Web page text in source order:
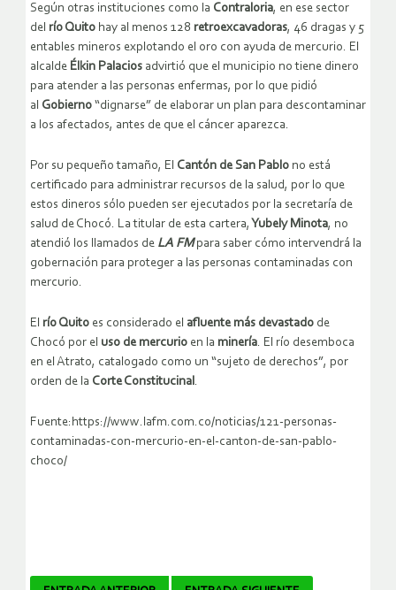
Según otras instituciones como la Contraloria, en ese sector
del río Quito hay al menos 128 retroexcavadoras, 46 dragas y 5
entables mineros explotando el oro con ayuda de mercurio. El
alcalde Élkin Palacios advirtió que el municipio no tiene dinero
para atender a las personas enfermas, por lo que pidió
al Gobierno “dignarse” de elaborar un plan para descontaminar
a los afectados, antes de que el cáncer aparezca.
Por su pequeño tamaño, El Cantón de San Pablo no está
certificado para administrar recursos de la salud, por lo que
estos dineros sólo pueden ser ejecutados por la secretaría de
salud de Chocó. La titular de esta cartera, Yubely Minota, no
atendió los llamados de LA FM para saber cómo intervendrá la
gobernación para proteger a las personas contaminadas con
mercurio.
El río Quito es considerado el afluente más devastado de
Chocó por el uso de mercurio en la minería. El río desemboca
en el Atrato, catalogado como un “sujeto de derechos”, por
orden de la Corte Constitucinal .
Fuente:https://www.lafm.com.co/noticias/121-personas-
contaminadas-con-mercurio-en-el-canton-de-san-pablo-
choco/